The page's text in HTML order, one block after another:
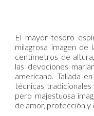
El mayor tesoro
milagrosa imagen de
centímetros de
las devociones
americano. Tallada
técnicas tradicionales
pero majestuosa
de amor, protección y